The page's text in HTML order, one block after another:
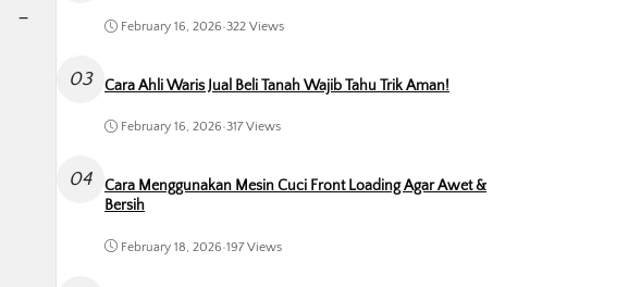
- February 16, 2026•322 Views
03 Cara Ahli Waris Jual Beli Tanah Wajib Tahu Trik Aman!
February 16, 2026•317 Views
04
Cara Menggunakan Mesin Cuci Front Loading Agar Awet &
Bersih
February 18, 2026•197 Views